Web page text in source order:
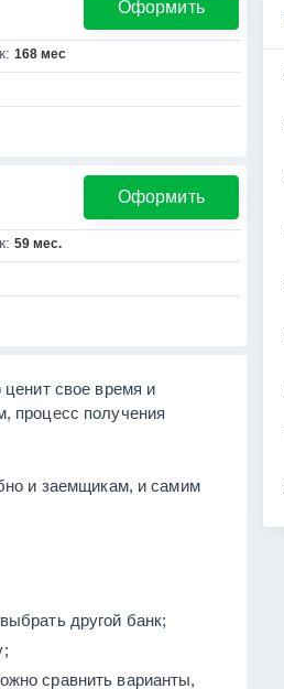
Оформить
168 мес
Оформить
59 мес.
свое время и
процесс получения
и заемщикам, и самим
другой банк;
сравнить варианты,